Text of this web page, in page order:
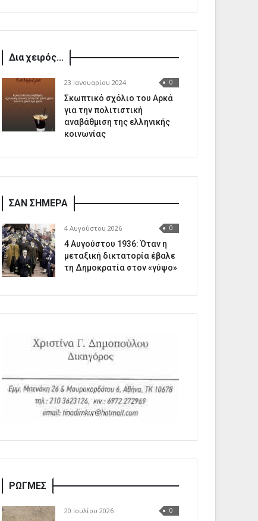
Δια χειρός...
23 Ιανουαρίου 2024 0
Σκωπτικό σχόλιο του Αρκά
για την πολιτιστική
αναβάθμιση της ελληνικής
κοινωνίας
ΣΑΝ ΣΗΜΕΡΑ
4 Αυγούστου 2026 0
4 Αυγούστου 1936: Όταν η
μεταξική δικτατορία έβαλε
τη Δημοκρατία στον «γύψο»
ΡΩΓΜΕΣ
20 Ιουλίου 2026 0